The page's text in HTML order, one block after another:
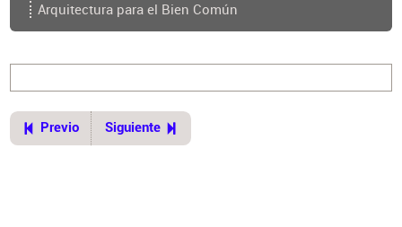
Arquitectura para el Bien Común
Previo Siguiente